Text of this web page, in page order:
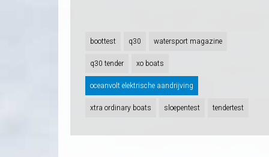
boottest q30 watersport magazine
q30 tender xo boats
oceanvolt elektrische aandrijving
xtra ordinary boats sloepentest tendertest